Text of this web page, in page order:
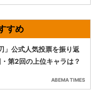
」公式人気投票を振り返
第2回の上位キャラは？
ABEMA TIMES